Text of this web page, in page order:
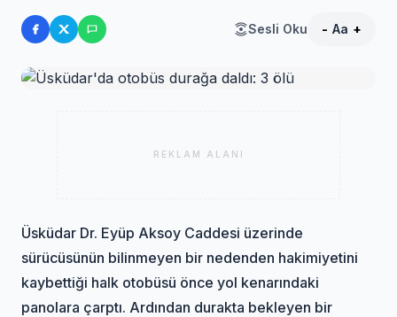
Sesli Oku - Aa +
REKLAM ALANI
Üsküdar Dr. Eyüp Aksoy Caddesi üzerinde
sürücüsünün bilinmeyen bir nedenden hakimiyetini
kaybettiği halk otobüsü önce yol kenarındaki
panolara çarptı. Ardından durakta bekleyen bir